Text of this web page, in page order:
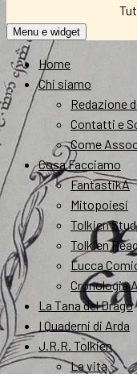
Menu e widget
Home
Chi siamo
Redazione
Contatti e
Come
Cosa Facciamo
FantastikA
Mitopoiesi
Tolkien
Tolkien
Lucca
Cronologia
La Tana del Drago
I Quaderni di Arda
J.R.R. Tolkien
La vita